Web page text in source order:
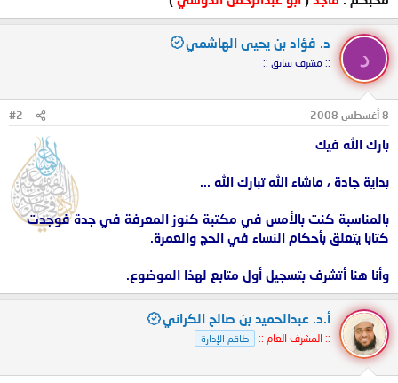
د
د. فؤاد بن يحيى الهاشمي
:: مشرف سابق ::
8 أغسطس 2008 #2
بارك الله فيك
بداية جادة ، ماشاء الله تبارك الله ...
بالمناسبة كنت بالأمس في مكتبة كنوز المعرفة في جدة فوجدت
كتابا يتعلق بأحكام النساء في الحج والعمرة.
وأنا هنا أتشرف بتسجيل أول متابع لهذا الموضوع.
أ.د. عبدالحميد بن صالح الكراني
:: المشرف العام :: طاقم الإدارة